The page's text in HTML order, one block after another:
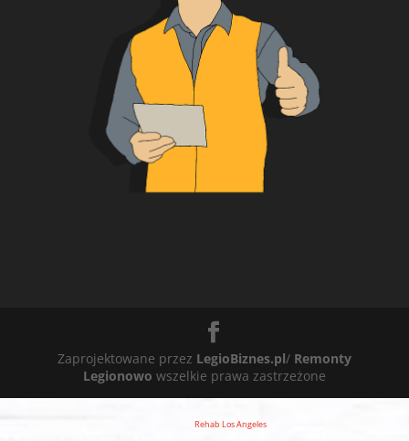
Zaprojektowane przez LegioBiznes.pl/ Remonty
Legionowo wszelkie prawa zastrzeżone
Rehab Los Angeles